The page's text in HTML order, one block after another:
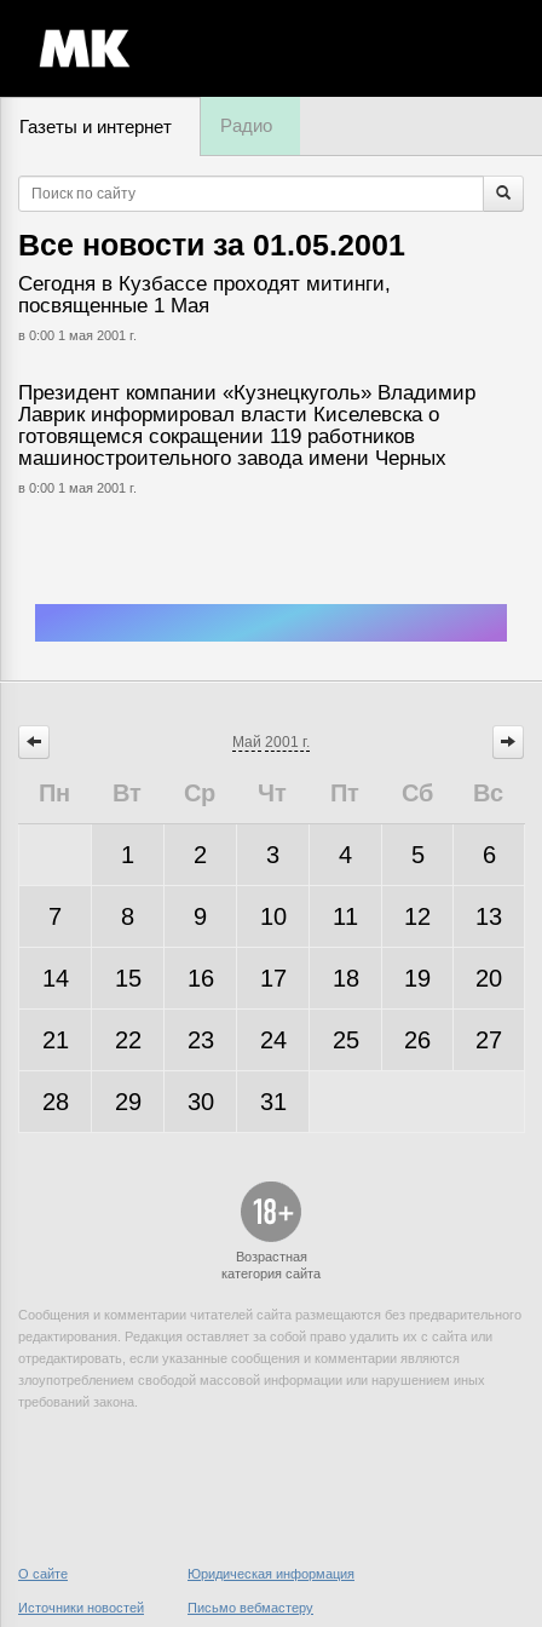
Газеты и интернет Радио
Все новости за 01.05.2001
Сегодня в Кузбассе проходят митинги,
посвященные 1 Мая
в 0:00 1 мая 2001 г.
Президент компании «Кузнецкуголь» Владимир
Лаврик информировал власти Киселевска о
готовящемся сокращении 119 работников
машиностроительного завода имени Черных
в 0:00 1 мая 2001 г.
Май 2001 г.
Пн Вт Ср Чт Пт Сб Вс
1 2 3 4 5 6
7 8 9 10 11 12 13
14 15 16 17 18 19 20
21 22 23 24 25 26 27
28 29 30 31
Возрастная
категория сайта
Сообщения и комментарии читателей сайта размещаются без предварительного
редактирования. Редакция оставляет за собой право удалить их с сайта или
отредактировать, если указанные сообщения и комментарии являются
злоупотреблением свободой массовой информации или нарушением иных
требований закона.
О сайте Юридическая информация
Источники новостей Письмо вебмастеру